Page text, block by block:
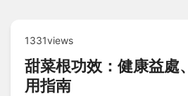
1331views
甜菜根功效：健康益處
用指南